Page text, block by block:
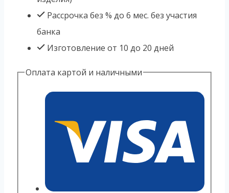
Рассрочка без % до 6 мес. без участия
банка
Изготовление от 10 до 20 дней
Оплата картой и наличными